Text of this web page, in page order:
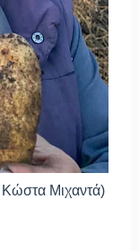
Μιχαντά)